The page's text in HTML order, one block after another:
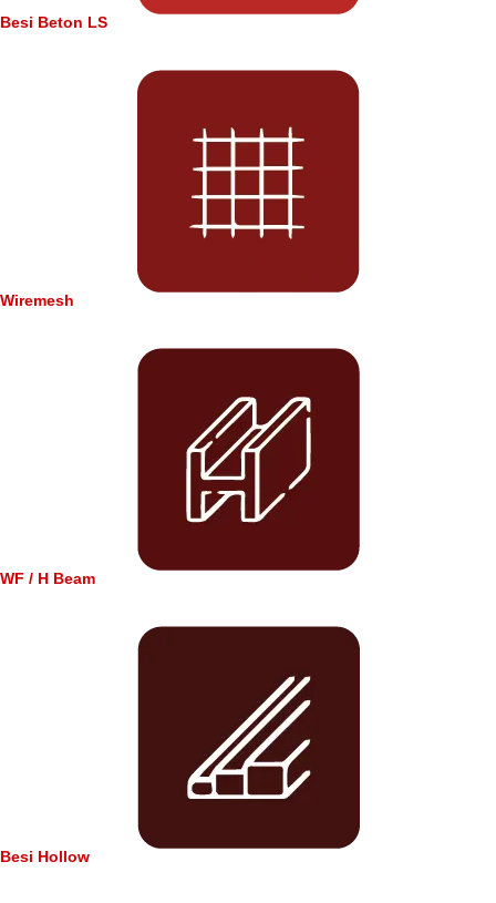
Besi Beton LS
Wiremesh
WF / H Beam
Besi Hollow